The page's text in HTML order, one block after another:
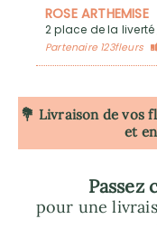
ROSE ARTHEMISE
2 place de la liverté
Partenaire 123fleurs
💐 Livraison de vos
et
Passez
pour une